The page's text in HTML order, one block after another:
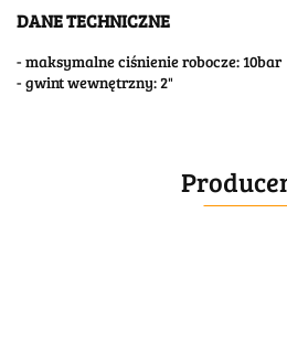
DANE TECHNICZNE
- maksymalne ciśnienie robocze: 10bar
- gwint wewnętrzny: 2"